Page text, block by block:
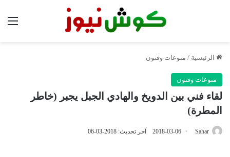
الرئيسية / منوعات وفنون
منوعات وفنون
لقاء فني بين الدويخ والهادي الجبل يجبر (خاطر
المطرة)
Sahar
2018-03-06 آخر تحديث: 2018-03-06